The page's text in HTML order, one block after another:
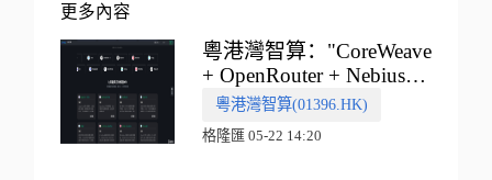
更多內容
粵港灣智算："CoreWeave
+ OpenRouter + Nebius"
多向融合的中國智算新範
式
粵港灣智算(01396.HK)
格隆匯 05-22 14:20